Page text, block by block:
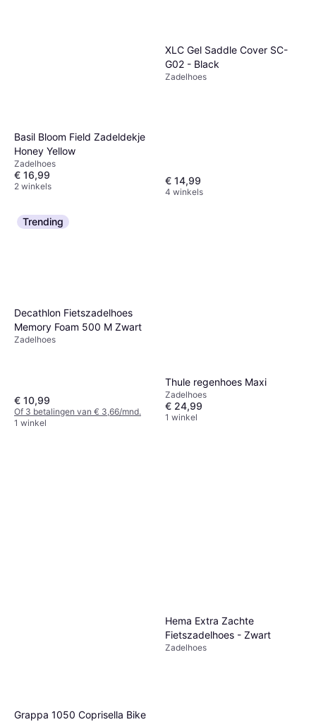
Basil Bloom Field Zadeldekje
Honey Yellow
Zadelhoes
€ 16,99
2 winkels
XLC Gel Saddle Cover SC-
G02 - Black
Zadelhoes
€ 14,99
4 winkels
Trending
Decathlon Fietszadelhoes
Memory Foam 500 M Zwart
Zadelhoes
€ 10,99
Of 3 betalingen van € 3,66/mnd.
1 winkel
Thule regenhoes Maxi
Zadelhoes
€ 24,99
1 winkel
Grappa 1050 Coprisella Bike
Hema Extra Zachte
Fietszadelhoes - Zwart
Zadelhoes